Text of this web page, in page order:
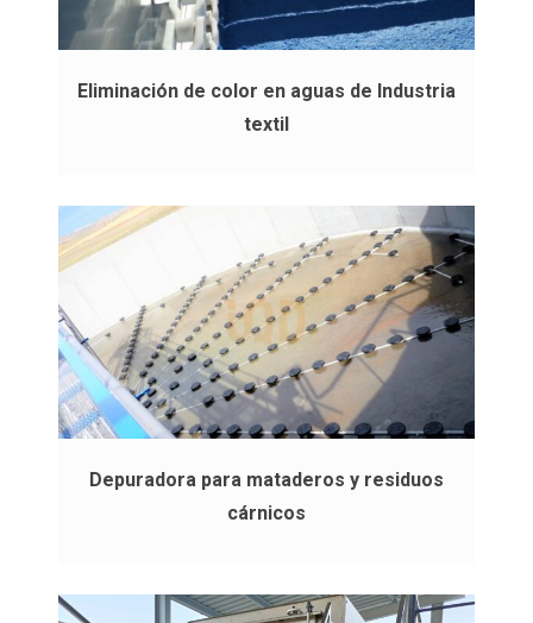
Eliminación de color en aguas de Industria
textil
Depuradora para mataderos y residuos
cárnicos